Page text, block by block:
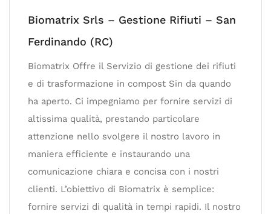
Biomatrix Srls – Gestione Rifiuti – San
Ferdinando (RC)
Biomatrix Offre il Servizio di gestione dei rifiuti
e di trasformazione in compost Sin da quando
ha aperto. Ci impegniamo per fornire servizi di
altissima qualità, prestando particolare
attenzione nello svolgere il nostro lavoro in
maniera efficiente e instaurando una
comunicazione chiara e concisa con i nostri
clienti. L’obiettivo di Biomatrix è semplice:
fornire servizi di qualità in tempi rapidi. Il nostro